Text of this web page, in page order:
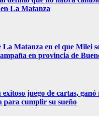
La Matanza
La Matanza en el que Milei
en provincia de
exitoso juego de cartas, ganó
para cumplir su sueño